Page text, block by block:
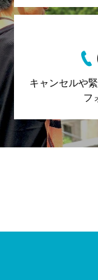
キャンセルや
フ